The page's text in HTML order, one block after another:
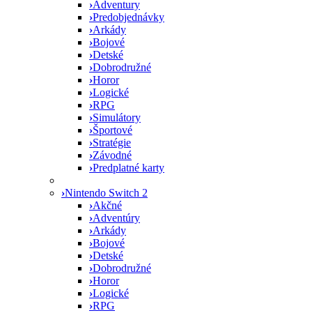
›Adventury
›Predobjednávky
›Arkády
›Bojové
›Detské
›Dobrodružné
›Horor
›Logické
›RPG
›Simulátory
›Športové
›Stratégie
›Závodné
›Predplatné karty
›Nintendo Switch 2
›Akčné
›Adventúry
›Arkády
›Bojové
›Detské
›Dobrodružné
›Horor
›Logické
›RPG